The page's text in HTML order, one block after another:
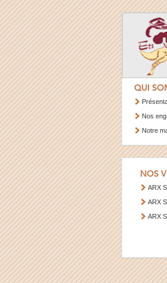
QUI
Nos
Notre
NOS
ARX
ARX
ARX